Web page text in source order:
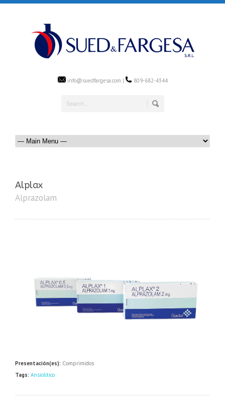
info@suedfargesa.com | 809-682-4344
Alplax
Alprazolam
Presentación(es): Comprimidos
Tags: Ansiolítico